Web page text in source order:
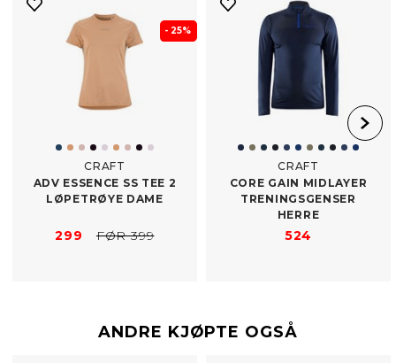
- 25%
CRAFT
ADV ESSENCE SS TEE 2
LØPETRØYE DAME
299 FØR 399
CRAFT
CORE GAIN MIDLAYER
TRENINGSGENSER
HERRE
524
ANDRE KJØPTE OGSÅ